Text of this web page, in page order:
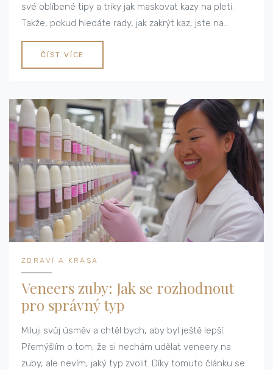
své oblíbené tipy a triky jak maskovat kazy na pleti.
Takže, pokud hledáte rady, jak zakrýt kaz, jste na
správném místě. Od jednoduchých korektorů po
sofistikované techniky makeupu - tady je moje tajná
zbraň pro dosažení dokonalého vzhledu. Sledujte můj
kosmetických triků.
ČÍST VÍCE
ZDRAVÍ A KRÁSA
Veneers zuby: Jak se rozhodnout
pro správný typ
Miluji svůj úsměv a chtěl bych, aby byl ještě lepší.
Přemýšlím o tom, že si nechám udělat veneery na
zuby, ale nevím, jaký typ zvolit. Díky tomuto článku se